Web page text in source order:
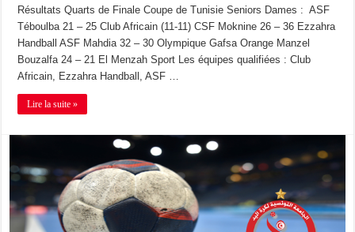
Résultats Quarts de Finale Coupe de Tunisie Seniors Dames : ASF
Téboulba 21 – 25 Club Africain (11-11) CSF Moknine 26 – 36 Ezzahra
Handball ASF Mahdia 32 – 30 Olympique Gafsa Orange Manzel
Bouzalfa 24 – 21 El Menzah Sport Les équipes qualifiées : Club
Africain, Ezzahra Handball, ASF …
Lire la suite »